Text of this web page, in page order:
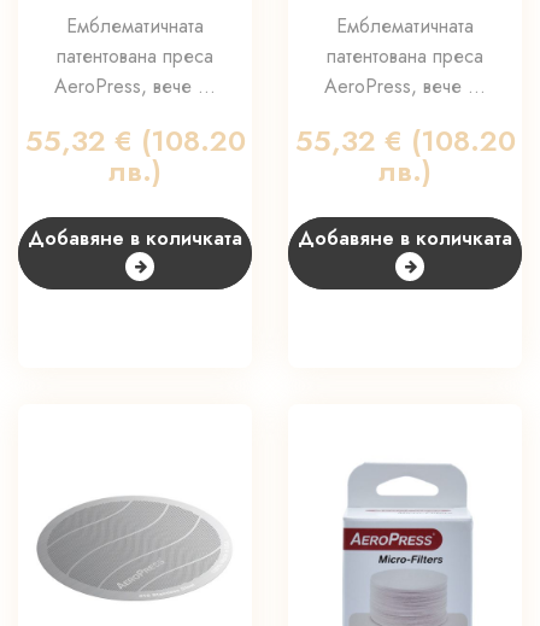
Емблематичната
патентована преса
AeroPress, вече ...
55,32 € (108.20
лв.)
Добавяне в количката
Емблематичната
патентована преса
AeroPress, вече ...
55,32 € (108.20
лв.)
Добавяне в количката